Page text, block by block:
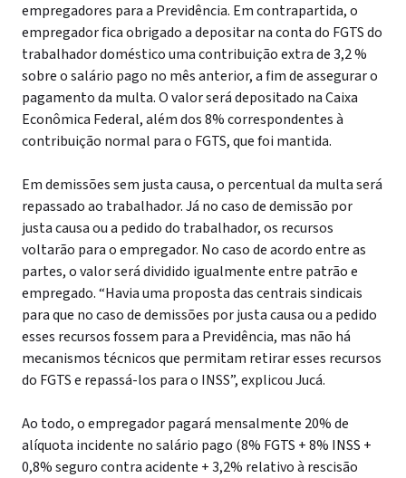
empregadores para a Previdência. Em contrapartida, o
empregador fica obrigado a depositar na conta do FGTS do
trabalhador doméstico uma contribuição extra de 3,2 %
sobre o salário pago no mês anterior, a fim de assegurar o
pagamento da multa. O valor será depositado na Caixa
Econômica Federal, além dos 8% correspondentes à
contribuição normal para o FGTS, que foi mantida.
Em demissões sem justa causa, o percentual da multa será
repassado ao trabalhador. Já no caso de demissão por
justa causa ou a pedido do trabalhador, os recursos
voltarão para o empregador. No caso de acordo entre as
partes, o valor será dividido igualmente entre patrão e
empregado. “Havia uma proposta das centrais sindicais
para que no caso de demissões por justa causa ou a pedido
esses recursos fossem para a Previdência, mas não há
mecanismos técnicos que permitam retirar esses recursos
do FGTS e repassá-los para o INSS”, explicou Jucá.
Ao todo, o empregador pagará mensalmente 20% de
alíquota incidente no salário pago (8% FGTS + 8% INSS +
0,8% seguro contra acidente + 3,2% relativo à rescisão